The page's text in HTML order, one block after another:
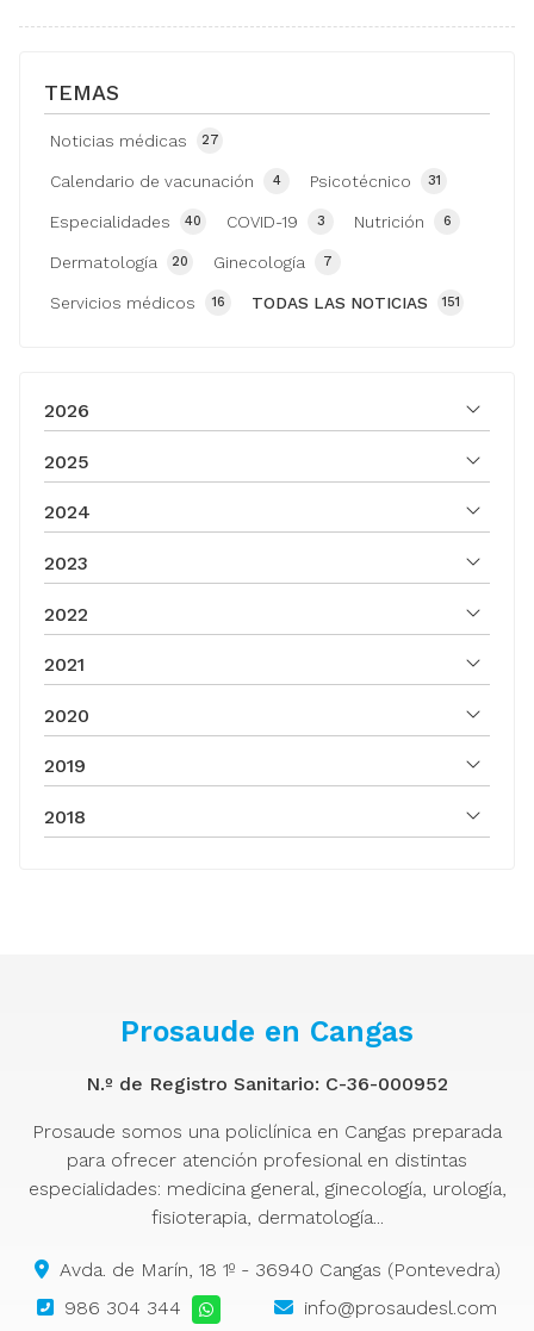
TEMAS
TODAS LAS NOTICIAS 151
Noticias médicas 27
Calendario de vacunación 4 Psicotécnico 31
Especialidades 40 COVID-19 3 Nutrición 6
Dermatología 20 Ginecología 7
Servicios médicos 16
2026
2025
2024
2023
2022
2021
2020
2019
2018
Prosaude en Cangas
N.º de Registro Sanitario: C-36-000952
Prosaude somos una policlínica en Cangas preparada
para ofrecer atención profesional en distintas
especialidades: medicina general, ginecología, urología,
fisioterapia, dermatología...
Avda. de Marín, 18 1º - 36940 Cangas (Pontevedra)
986 304 344
info@prosaudesl.com